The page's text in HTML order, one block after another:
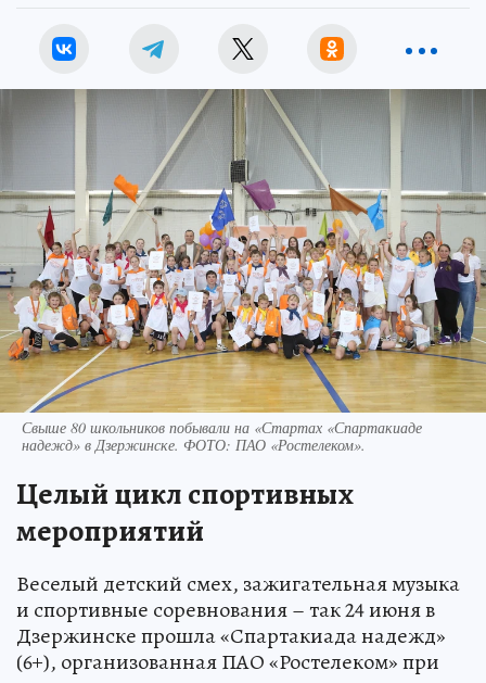
Свыше 80 школьников побывали на «Стартах «Спартакиаде
надежд» в Дзержинске. ФОТО: ПАО «Ростелеком».
Целый цикл спортивных
мероприятий
Веселый детский смех, зажигательная музыка
и спортивные соревнования – так 24 июня в
Дзержинске прошла «Спартакиада надежд»
(6+), организованная ПАО «Ростелеком» при